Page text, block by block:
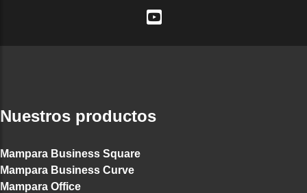
Nuestros productos
Mampara Business Square
Mampara Business Curve
Mampara Office